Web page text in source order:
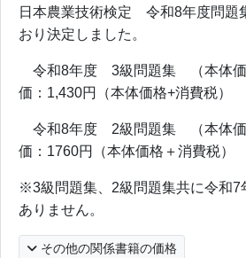
日本農業技術検定 令和8年度問題
おり決定しました。
令和8年度 3級問題集 （本体
価：1,430円（本体価格+消費税）
令和8年度 2級問題集 （本体
価：1760円（本体価格＋消費税）
※3級問題集、2級問題集共に令和7
ありません。
その他の関係書籍の価格